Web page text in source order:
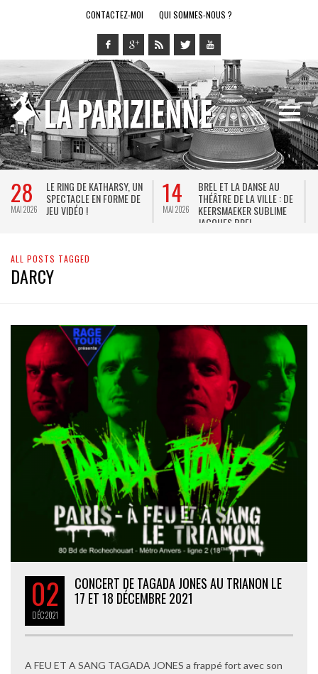
CONTACTEZ-MOI QUI SOMMES-NOUS ?
28
MAI 2026
LE RING DE KATHARSY, UN
SPECTACLE EN FORME DE
JEU VIDÉO !
14
MAI 2026
BREL ET LA DANSE AU
THÉÂTRE DE LA VILLE : DE
KEERSMAEKER SUBLIME
JACQUES BREL
ALL POSTS TAGGED
DARCY
02
DÉC2021
CONCERT DE TAGADA JONES AU TRIANON LE
17 ET 18 DÉCEMBRE 2021
A FEU ET A SANG TAGADA JONES a frappé fort avec son